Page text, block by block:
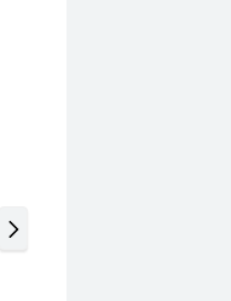
MCO 70 Nord BYGGBASEN